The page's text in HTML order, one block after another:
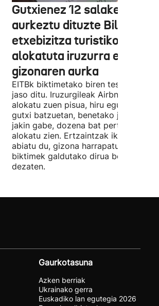
Gutxienez 12 salaketa
aurkeztu dituzte Bilbon
etxebizitza turistiko bat
alokatuta iruzurra egin
gizonaren aurka
EITBk biktimetako biren testigantzak
jaso ditu. Iruzurgileak Airbnb bidez
alokatu zuen pisua, hiru egunez. Ordu
gutxi batzuetan, benetako jabeak
jakin gabe, dozena bat pertsonari
alokatu zien. Ertzaintzak ikerketa
abiatu du, gizona harrapatu eta
biktimek galdutako dirua berreskura
dezaten.
Gaurkotasuna
Azken berriak
Ukrainako gerra
Euskadiko lan egutegia 2026